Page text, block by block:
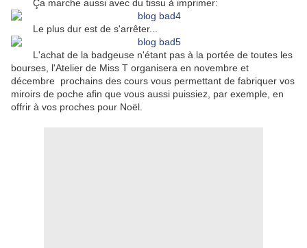
Ça marche aussi avec du tissu à imprimer:
Le plus dur est de s'arrêter...
L'achat de la badgeuse n'étant pas à la portée de toutes les
bourses, l'Atelier de Miss T organisera en novembre et
décembre prochains des cours vous permettant de fabriquer vos
miroirs de poche afin que vous aussi puissiez, par exemple, en
offrir à vos proches pour Noël.